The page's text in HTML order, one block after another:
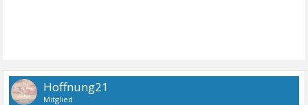
Hoffnung21
Mitglied